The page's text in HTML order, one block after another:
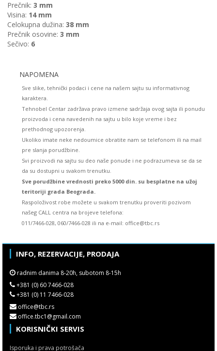
Prečnik: 3 mm
Visina: 14mm
Celokupna dužina: 38 mm
Prečnik osovine: 3 mm
Sečivo: 6
NAPOMENA
Sve slike, tehnički podaci i cene na našem sajtu su informativnog
karaktera.
Tehnobel Centar zadržava pravo izmene sadržaja ovog sajta ili ponudu
proizvoda i cena navedenih na sajtu u bilo koje vreme i bez
prethodnog upozorenja.
Ukoliko imate neke nedoumice obratite nam se telefonom ili na mail
pre slanja porudžbine.
Svi proizvodi na sajtu su deo naše ponude i ne podrazumeva se da se
da su dostupni u svakom trenutku.
Sve porudžbine vrednosti preko 5000 din. su besplatne na užoj
teritoriji grada Beograda.
Raspoloživost robe možete u svakom trenutku proveriti pozivom
našeg CALL centra na brojeve telefona:
011/7466-028, 060/7466-028 ili na e-mail: office@tbc.rs
INFO, REZERVACIJE, PRODAJA
radnim danima 8-20h, subotom 8-15h
+381 (0) 60 7466-028
+381 (0) 11 7466-028
office@tbc.rs
office.tbc1@gmail.com
KORISNIČKI SERVIS
Isporuka i prava potrošača